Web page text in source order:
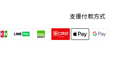
支援付款方式